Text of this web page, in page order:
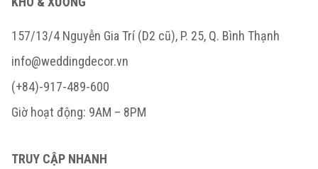
157/13/4 Nguyễn Gia Trí (D2 cũ), P. 25, Q. Bình Thạnh
info@weddingdecor.vn
(+84)-917-489-600
Giờ hoạt động: 9AM – 8PM
TRUY CẬP NHANH